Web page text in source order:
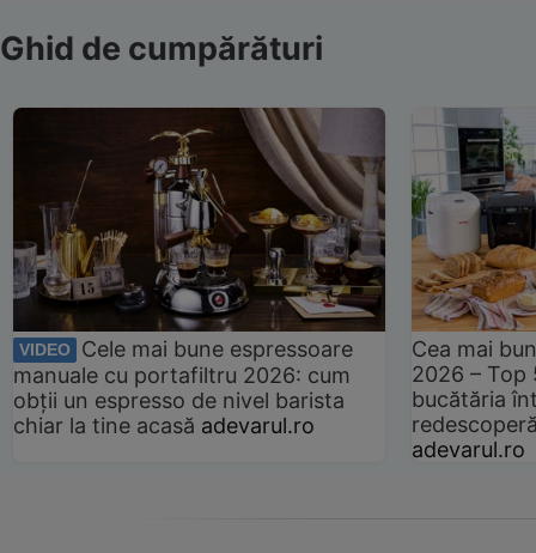
Ghid de cumpărături
VIDEO
Cele mai bune espressoare
manuale cu portafiltru 2026: cum
obții un espresso de nivel barista
chiar la tine acasă adevarul.ro
Cea mai
2026 –
bucătăria
adevarul.ro